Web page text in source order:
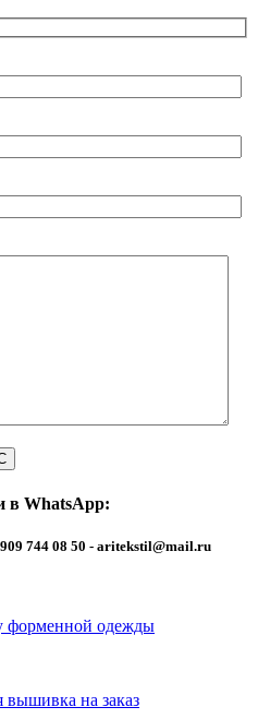
в WhatsApp:
744 08 50 - aritekstil@mail.ru
форменной одежды
на заказ